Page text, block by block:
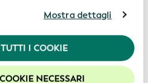
di consultare la nostra
.
esperienza sul nostro sito
i cookie abilitati.
Mostra dettagli
I COOKIE
NECESSARI